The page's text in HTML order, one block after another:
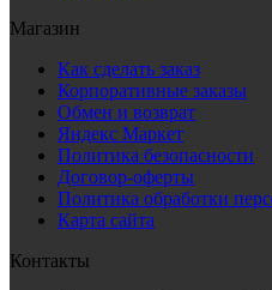
Магазин
Как сделать заказ
Корпоративные заказы
Обмен и возврат
Яндекс Маркет
Политика безопасности
Договор-оферты
Политика обработки
Карта сайта
Контакты